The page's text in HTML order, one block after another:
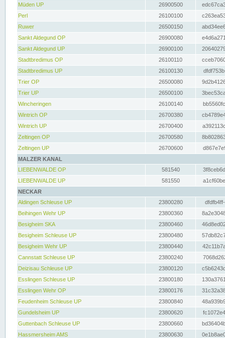
Müden UP
26900500
Perl
26100100
Ruwer
26500150
Sankt Aldegund OP
26900080
Sankt Aldegund UP
26900100
Stadtbredimus OP
26100110
Stadtbredimus UP
26100130
Trier OP
26500080
Trier UP
26500100
Wincheringen
26100140
Wintrich OP
26700380
Wintrich UP
26700400
Zeltingen OP
26700580
Zeltingen UP
26700600
MALZER KANAL
LIEBENWALDE OP
581540
LIEBENWALDE UP
581550
NECKAR
Aldingen Schleuse UP
23800280
Beihingen Wehr UP
23800360
Besigheim SKA
23800460
Besigheim Schleuse UP
23800480
Besigheim Wehr UP
23800440
Cannstatt Schleuse UP
23800240
Deizisau Schleuse UP
23800120
Esslingen Schleuse UP
23800180
Esslingen Wehr OP
23800176
Feudenheim Schleuse UP
23800840
Gundelsheim UP
23800620
Guttenbach Schleuse UP
23800660
Hassmersheim AMS
23800630